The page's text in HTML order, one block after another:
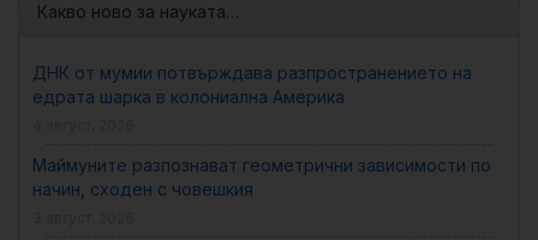
Какво ново за науката…
ДНК от мумии потвърждава разпространението на
едрата шарка в колониална Америка
Маймуните разпознават геометрични зависимости по
начин, сходен с човешкия